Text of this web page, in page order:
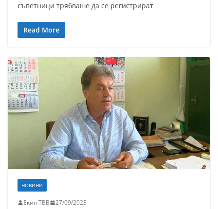
съветници трябваше да се регистрират
Read More
НОВИНИ
Екип ТВВ 27/09/2023